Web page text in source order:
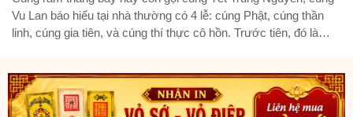
Vu Lan báo hiếu tại nhà thường có 4 lễ: cúng Phật, cúng thần
linh, cúng gia tiên, và cúng thí thực cô hồn. Trước tiên, đó là